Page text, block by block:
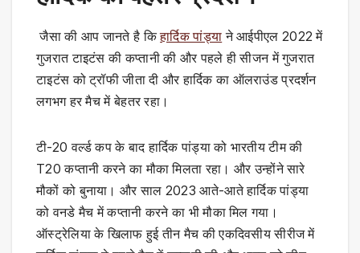
जैसा की आप जानते है किहार्दिक पांड्या ने आईपीएल 2022 में
गुजरात टाइटंस की कप्तानी की और पहले ही सीजन में गुजरात
टाइटंस को ट्रॉफी जीता दी और हार्दिक का ऑलराउंड प्रदर्शन
लगभग हर मैच में बेहतर रहा।
टी-20 वर्ल्ड कप के बाद हार्दिक पांड्या को भारतीय टीम की
T20 कप्तानी करने का मौका मिलता रहा। और उन्होंने सारे
मौकों को बुनाया। और साल 2023 आते-आते हार्दिक पांड्या
को वनडे मैच में कप्तानी करने का भी मौका मिल गया।
ऑस्ट्रेलिया के खिलाफ हुई तीन मैच की एकदिवसीय सीरीज में